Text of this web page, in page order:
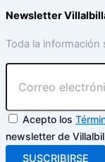
Newsletter
Toda la información
Acepto los
newsletter de
SUSCRIBIRSE